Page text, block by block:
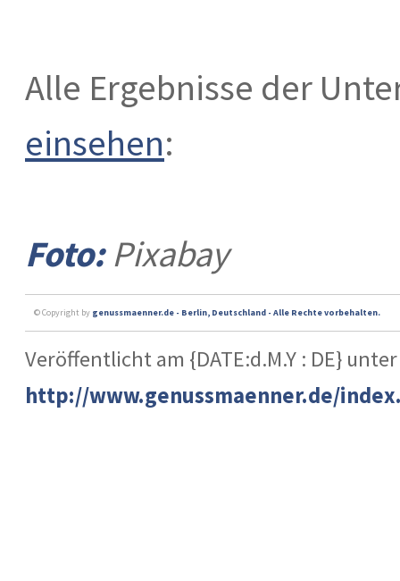
Alle Ergebnisse der
einsehen:
Foto:Pixabay
© Copyright by genussmaenner.de - Berlin, Deutschland - Alle Rechte vorbehalten.
Veröffentlicht am {DATE:d.M.Y : DE}
http://www.genussmaenner.de/